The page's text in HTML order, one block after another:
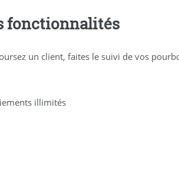
fonctionnalités
un client, faites le suivi de vos
illimités